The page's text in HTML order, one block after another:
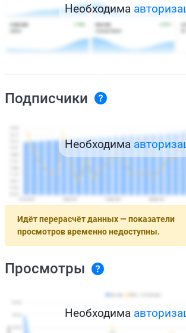
Необходима
Подписчики
Необходима
Идёт перерасчёт данных — показатели
просмотров временно недоступны.
Просмотры
Необходима